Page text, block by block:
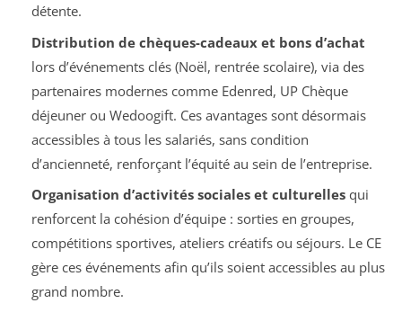
détente.
Distribution de chèques-cadeaux et bons d’achat
lors d’événements clés (Noël, rentrée scolaire), via des
partenaires modernes comme Edenred, UP Chèque
déjeuner ou Wedoogift. Ces avantages sont désormais
accessibles à tous les salariés, sans condition
d’ancienneté, renforçant l’équité au sein de l’entreprise.
Organisation d’activités sociales et culturellesqui
renforcent la cohésion d’équipe : sorties en groupes,
compétitions sportives, ateliers créatifs ou séjours. Le CE
gère ces événements afin qu’ils soient accessibles au plus
grand nombre.